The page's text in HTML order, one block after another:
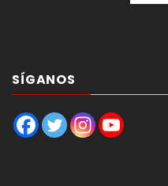
SÍGANOS